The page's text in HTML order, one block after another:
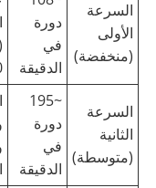
السرعة
الأولى
(منخفضة)
دورة
في
الدقيقة
السرعة
الثانية
(متوسطة)
~195
دورة
في
الدقيقة